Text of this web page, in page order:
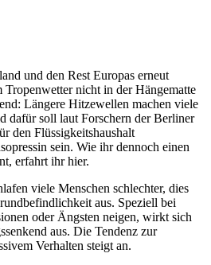
und den Rest Europas erneut
nicht in der Hängematte
Längere Hitzewellen machen viele
dafür soll laut Forschern der Berliner
den Flüssigkeitshaushalt
sein. Wie ihr dennoch einen
erfahrt ihr hier.
viele Menschen schlechter, dies
aus. Speziell bei
oder Ängsten neigen, wirkt sich
aus. Die Tendenz zur
Verhalten steigt an.